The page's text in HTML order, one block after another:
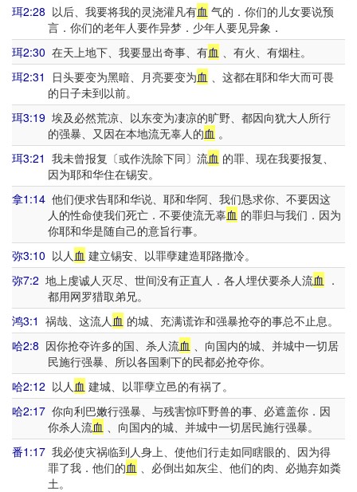
珥2:28 以后、我要将我的灵浇灌凡有血 气的．你们的儿女要说预
言．你们的老年人要作异梦．少年人要见异象．
珥2:30 在天上地下、我要显出奇事、有血 、有火、有烟柱。
珥2:31
日头要变为黑暗、月亮要变为血 、这都在耶和华大而可畏
的日子未到以前。
珥3:19 埃及必然荒凉、以东变为凄凉的旷野、都因向犹大人所行
的强暴、又因在本地流无辜人的血 。
珥3:21 我未曾报复〔或作洗除下同〕流血 的罪、现在我要报复、
因为耶和华住在锡安。
拿1:14 他们便求告耶和华说、耶和华阿、我们恳求你、不要因这
人的性命使我们死亡．不要使流无辜血 的罪归与我们．因为
你耶和华是随自己的意旨行事。
弥3:10 以人 血 建立锡安、以罪孽建造耶路撒冷。
弥7:2 地上虔诚人灭尽、世间没有正直人．各人埋伏要杀人流血 ．
都用网罗猎取弟兄。
鸿3:1 祸哉、这流人 血 的城、充满谎诈和强暴抢夺的事总不止息。
哈2:8 因你抢夺许多的国、杀人流血 、向国内的城、并城中一切居
民施行强暴、所以各国剩下的民都必抢夺你。
哈2:12 以人 血 建城、以罪孽立邑的有祸了。
哈2:17 你向利巴嫩行强暴、与残害惊吓野兽的事、必遮盖你．因
你杀人流血 、向国内的城、并城中一切居民施行强暴。
番1:17 我必使灾祸临到人身上、使他们行走如同瞎眼的、因为得
罪了我．他们的血 、必倒出如灰尘、他们的肉、必抛弃如粪
土。